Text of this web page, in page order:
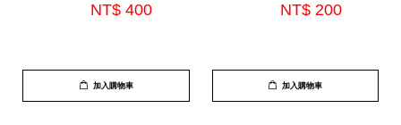
NT$ 400
加入購物車
NT$ 200
加入購物車